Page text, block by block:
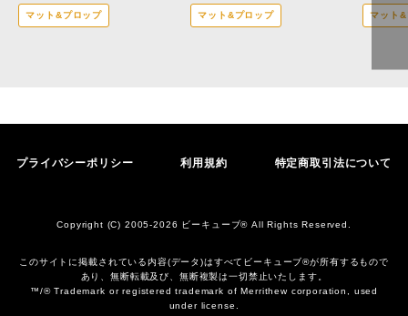
マット&プロップ マット&プロップ マット
プライバシーポリシー 利用規約 特定商取引法について
Copyright (C) 2005-2026 ビーキューブ® All Rights Reserved.
このサイトに掲載されている内容(データ)はすべてビーキューブ®︎が所有するもので
あり、無断転載及び、無断複製は一切禁止いたします。
™/® Trademark or registered trademark of Merrithew corporation, used
under license.